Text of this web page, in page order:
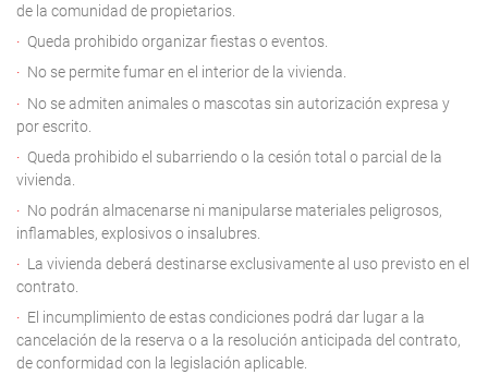
de la comunidad de propietarios.
Queda prohibido organizar fiestas o eventos.
No se permite fumar en el interior de la vivienda.
No se admiten animales o mascotas sin autorización expresa y
por escrito.
Queda prohibido el subarriendo o la cesión total o parcial de la
vivienda.
No podrán almacenarse ni manipularse materiales peligrosos,
inflamables, explosivos o insalubres.
La vivienda deberá destinarse exclusivamente al uso previsto en el
contrato.
El incumplimiento de estas condiciones podrá dar lugar a la
cancelación de la reserva o a la resolución anticipada del contrato,
de conformidad con la legislación aplicable.